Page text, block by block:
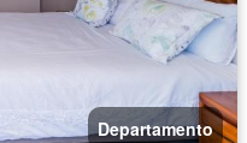
Departamento